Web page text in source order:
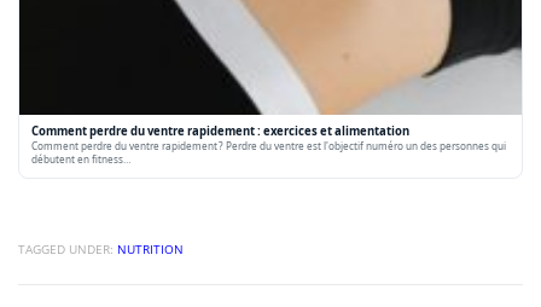
Comment perdre du ventre rapidement : exercices et alimentation
Comment perdre du ventre rapidement ? Perdre du ventre est l'objectif numéro un des personnes qui
débutent en fitness…
TAGGED UNDER: NUTRITION